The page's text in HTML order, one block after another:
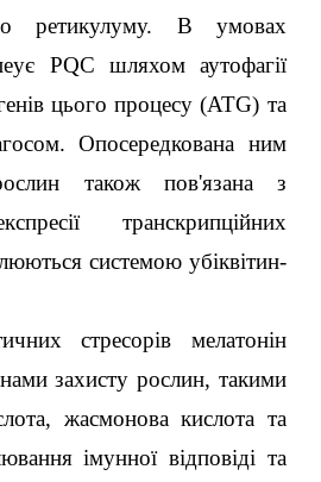
ретикулуму. В умовах
PQC шляхом аутофагії
цього процесу (ATG) та
Опосередкована ним
рослин також пов'язана з
транскрипційних
системою убіквітин-
стресорів мелатонін
захисту рослин, такими
жасмонова кислота та
імунної відповіді та